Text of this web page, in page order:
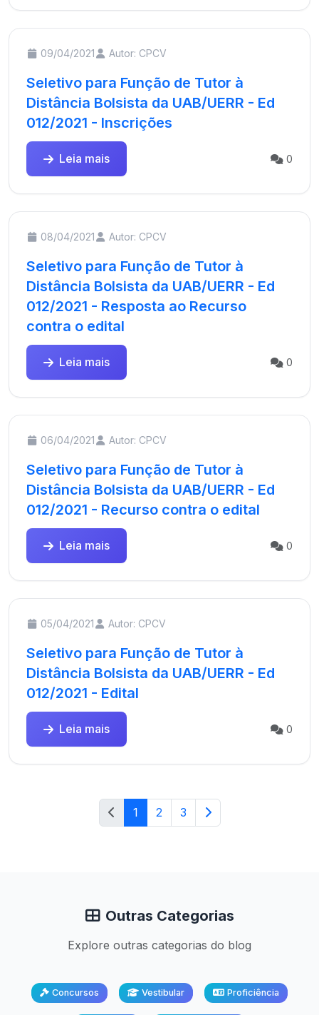
09/04/2021 Autor: CPCV
Seletivo para Função de Tutor à
Distância Bolsista da UAB/UERR - Ed
012/2021 - Inscrições
Leia mais 0
08/04/2021 Autor: CPCV
Seletivo para Função de Tutor à
Distância Bolsista da UAB/UERR - Ed
012/2021 - Resposta ao Recurso
contra o edital
Leia mais 0
06/04/2021 Autor: CPCV
Seletivo para Função de Tutor à
Distância Bolsista da UAB/UERR - Ed
012/2021 - Recurso contra o edital
Leia mais 0
05/04/2021 Autor: CPCV
Seletivo para Função de Tutor à
Distância Bolsista da UAB/UERR - Ed
012/2021 - Edital
Leia mais 0
1 2 3
Outras Categorias
Explore outras categorias do blog
Concursos Vestibular Proficiência